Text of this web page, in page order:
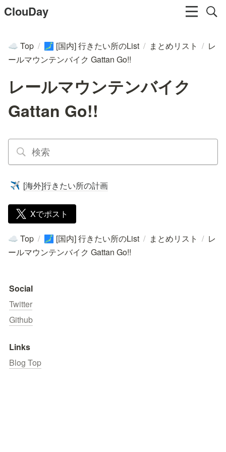
ClouDay
☁️ Top / 🗾 [国内] 行きたい所のList / まとめリスト / レ
ールマウンテンバイク Gattan Go!!
レールマウンテンバイク
Gattan Go!!
✈️ [海外]行きたい所の計画
Xでポスト
☁️ Top / 🗾 [国内] 行きたい所のList / まとめリスト / レ
ールマウンテンバイク Gattan Go!!
Social
Twitter
Github
Links
Blog Top